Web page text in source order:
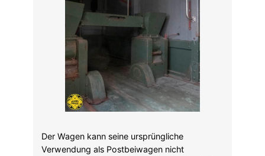
Der Wagen kann seine ursprüngliche
Verwendung als Postbeiwagen nicht